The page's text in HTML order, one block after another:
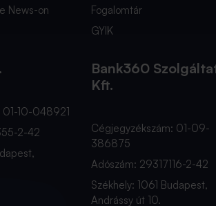
News-on
Fogalomtár
GYIK
01-10-048921
2-42
Bank360
Kft.
Cégjegyzékszám: 01-09-
386875
Adószám: 29317116-2-42
Székhely: 1061 Budapest,
Andrássy út 10.